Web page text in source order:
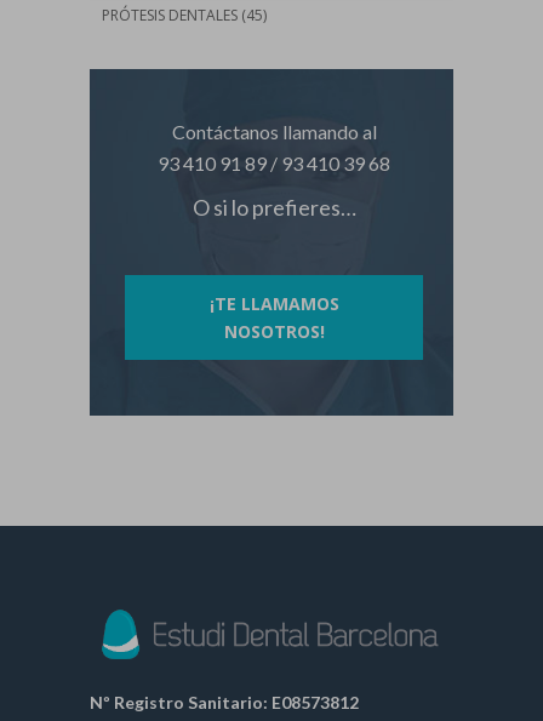
PRÓTESIS DENTALES (45)
Contáctanos llamando al
93 410 91 89 / 93 410 39 68
O si lo prefieres…
¡TE LLAMAMOS
NOSOTROS!
Nº Registro Sanitario: E08573812